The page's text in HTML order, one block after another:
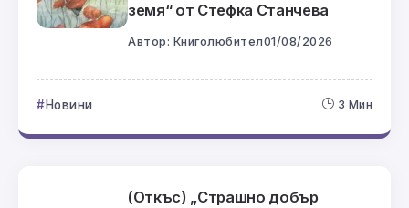
земя“ от Стефка Станчева
Автор: Книголюбител01/08/2026
Новини 3 Мин
(Откъс) „Страшно добър